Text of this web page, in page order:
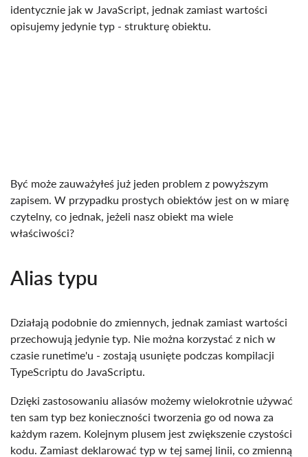
identycznie jak w JavaScript, jednak zamiast wartości
opisujemy jedynie typ - strukturę obiektu.
Być może zauważyłeś już jeden problem z powyższym
zapisem. W przypadku prostych obiektów jest on w miarę
czytelny, co jednak, jeżeli nasz obiekt ma wiele
właściwości?
Alias typu
Działają podobnie do zmiennych, jednak zamiast wartości
przechowują jedynie typ. Nie można korzystać z nich w
czasie runetime'u - zostają usunięte podczas kompilacji
TypeScriptu do JavaScriptu.
Dzięki zastosowaniu aliasów możemy wielokrotnie używać
ten sam typ bez konieczności tworzenia go od nowa za
każdym razem. Kolejnym plusem jest zwiększenie czystości
kodu. Zamiast deklarować typ w tej samej linii, co zmienną